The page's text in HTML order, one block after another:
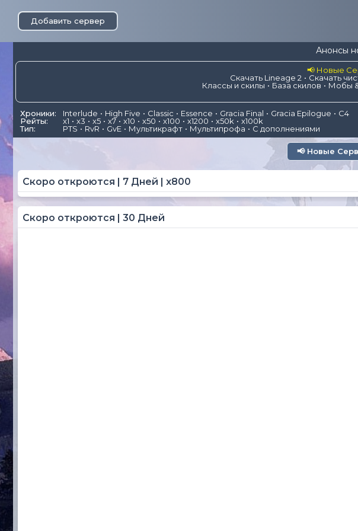
Добавить сервер
Анонсы
📢 Новые
Скачать Lineage 2
Скачать
Классы и скилы
База скилов Мобы
Хроники: Interlude High Five Classic Essence Gracia Final Gracia Epilogue
C4
Рейты:
x1 x3 x5 x7 x10 x50 x100 x1200 x50k
x100k
Тип:
PTS RvR GvE Мультикрафт Мультипрофа С дополнениями
📢 Новые
Скоро откроются | 7 Дней | x800
Скоро откроются | 30 Дней